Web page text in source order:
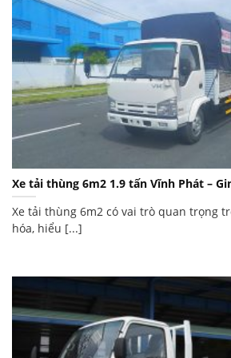
Xe tải thùng 6m2 1.9 tấn Vĩnh Phát –
Xe tải thùng 6m2 có vai trò quan trọng
hóa, hiểu [...]